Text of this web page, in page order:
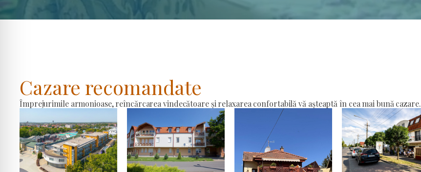
Cazare recomandate
Împrejurimile armonioase, reîncărcarea vindecătoare și relaxarea confortabilă vă așteaptă în cea mai bună cazare.